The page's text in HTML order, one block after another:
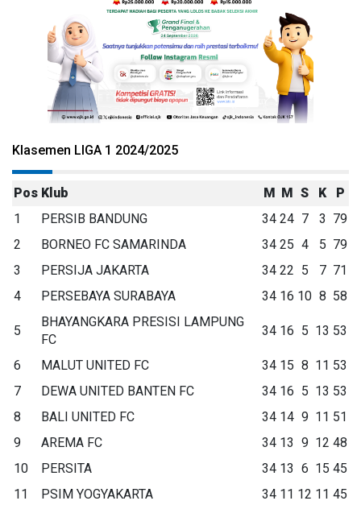
Klasemen LIGA 1 2024/2025
Pos Klub M M S K
P
1
PERSIB BANDUNG 34 24 7 3 79
2
BORNEO FC SAMARINDA 34 25 4 5 79
3
PERSIJA JAKARTA 34 22 5 7 71
4
PERSEBAYA SURABAYA 34 16 10 8 58
5
BHAYANGKARA PRESISI LAMPUNG
FC
34 16 5 13 53
6 MALUT UNITED FC 34 15 8 11 53
7
DEWA UNITED BANTEN FC 34 16 5 13 53
8
BALI UNITED FC 34 14 9 11 51
9
AREMA FC 34 13 9 12 48
10
PERSITA 34 13 6 15 45
11
PSIM YOGYAKARTA 34 11 12 11 45